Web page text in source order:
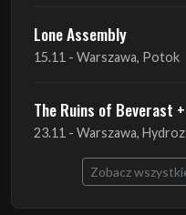
Lone Assembly
15.11 - Warszawa, Potok
The Ruins of Beverast
23.11 - Warszawa,
Zobacz